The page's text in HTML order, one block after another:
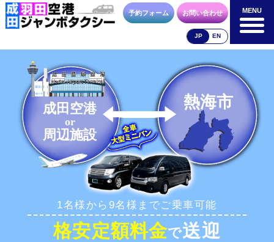
MENU
成田空港
料金表
空港送迎以外
料金表
車種・荷物 お支払方法 合流方法
お問合せ 予約フォーム
予約フォーム お問い合わせ
JP EN
MENU
成田空港
or
周辺施設
熱海市
1名様から9名様までご乗車可能
格安定額料金で送迎